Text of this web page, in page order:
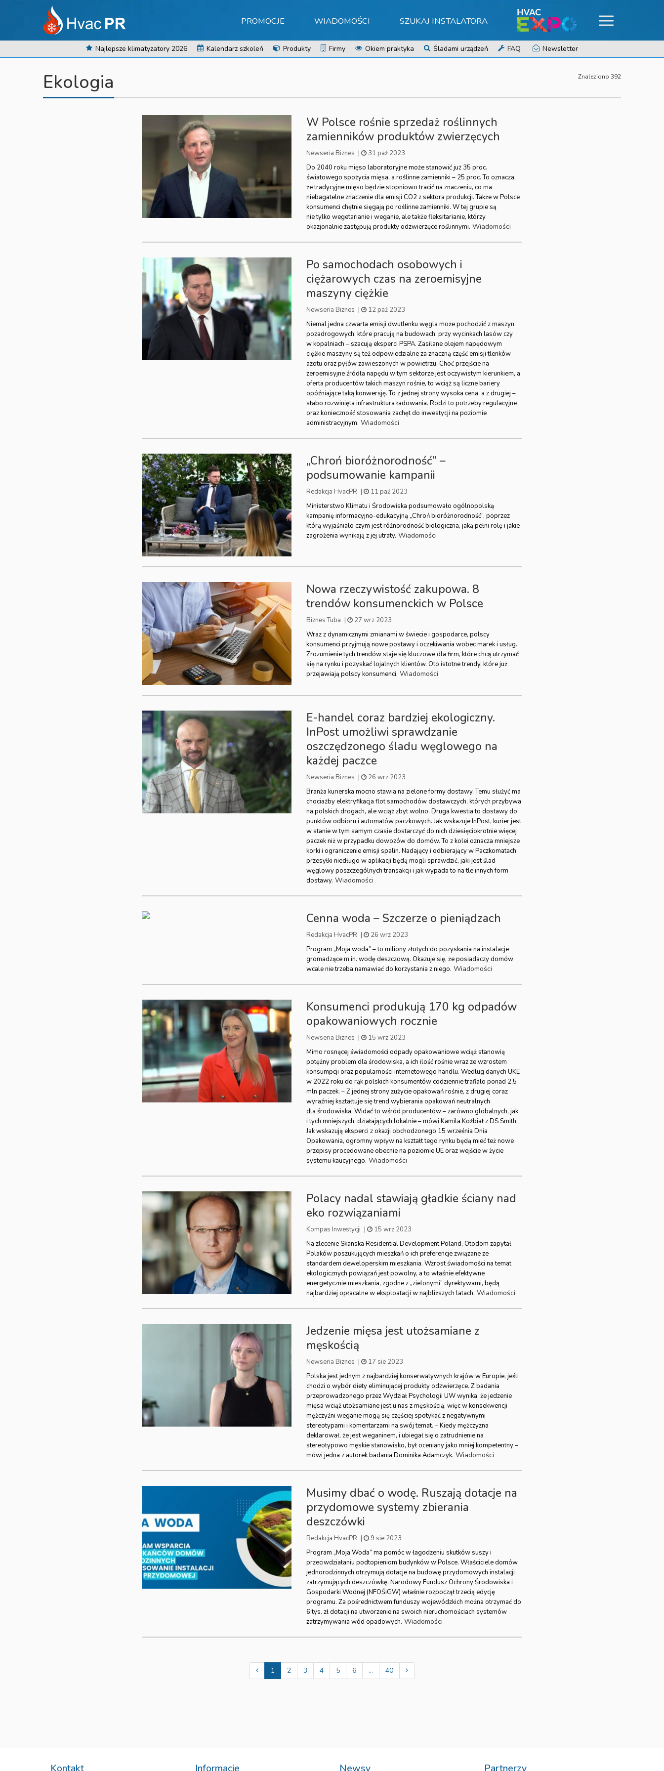
PROMOCJE WIADOMOŚCI SZUKAJ INSTALATORA
Najlepsze klimatyzatory 2026 Kalendarz szkoleń Produkty Firmy Okiem praktyka Śladami urządzeń FAQ Newsletter
Ekologia Znaleziono 392
W Polsce rośnie sprzedaż roślinnych
zamienników produktów zwierzęcych
Newseria Biznes |
31 paź 2023
Do 2040 roku mięso laboratoryjne może stanowić już 35 proc.
światowego spożycia mięsa, a roślinne zamienniki – 25 proc. To oznacza,
że tradycyjne mięso będzie stopniowo tracić na znaczeniu, co ma
niebagatelne znaczenie dla emisji CO2 z sektora produkcji. Także w Polsce
konsumenci chętnie sięgają po roślinne zamienniki. W tej grupie są
nie tylko wegetarianie i weganie, ale także fleksitarianie, którzy
okazjonalnie zastępują produkty odzwierzęce roślinnymi. Wiadomości
Po samochodach osobowych i
ciężarowych czas na zeroemisyjne
maszyny ciężkie
Newseria Biznes |
12 paź 2023
Niemal jedna czwarta emisji dwutlenku węgla może pochodzić z maszyn
pozadrogowych, które pracują na budowach, przy wycinkach lasów czy
w kopalniach – szacują eksperci PSPA. Zasilane olejem napędowym
ciężkie maszyny są też odpowiedzialne za znaczną część emisji tlenków
azotu oraz pyłów zawieszonych w powietrzu. Choć przejście na
zeroemisyjne źródła napędu w tym sektorze jest oczywistym kierunkiem, a
oferta producentów takich maszyn rośnie, to wciąż są liczne bariery
opóźniające taką konwersję. To z jednej strony wysoka cena, a z drugiej –
słabo rozwinięta infrastruktura ładowania. Rodzi to potrzeby regulacyjne
oraz konieczność stosowania zachęt do inwestycji na poziomie
administracyjnym. Wiadomości
„Chroń bioróżnorodność” –
podsumowanie kampanii
Redakcja HvacPR |
11 paź 2023
Ministerstwo Klimatu i Środowiska podsumowało ogólnopolską
kampanię informacyjno-edukacyjną „Chroń bioróżnorodność”, poprzez
którą wyjaśniało czym jest różnorodność biologiczna, jaką pełni rolę i jakie
zagrożenia wynikają z jej utraty. Wiadomości
Nowa rzeczywistość zakupowa. 8
trendów konsumenckich w Polsce
Biznes Tuba |
27 wrz 2023
Wraz z dynamicznymi zmianami w świecie i gospodarce, polscy
konsumenci przyjmują nowe postawy i oczekiwania wobec marek i usług.
Zrozumienie tych trendów staje się kluczowe dla firm, które chcą utrzymać
się na rynku i pozyskać lojalnych klientów. Oto istotne trendy, które już
przejawiają polscy konsumenci. Wiadomości
E-handel coraz bardziej ekologiczny.
InPost umożliwi sprawdzanie
oszczędzonego śladu węglowego na
każdej paczce
Newseria Biznes |
26 wrz 2023
Branża kurierska mocno stawia na zielone formy dostawy. Temu służyć ma
chociażby elektryfikacja flot samochodów dostawczych, których przybywa
na polskich drogach, ale wciąż zbyt wolno. Druga kwestia to dostawy do
punktów odbioru i automatów paczkowych. Jak wskazuje InPost, kurier jest
w stanie w tym samym czasie dostarczyć do nich dziesięciokrotnie więcej
paczek niż w przypadku dowozów do domów. To z kolei oznacza mniejsze
korki i ograniczenie emisji spalin. Nadający i odbierający w Paczkomatach
przesyłki niedługo w aplikacji będą mogli sprawdzić, jaki jest ślad
węglowy poszczególnych transakcji i jak wypada to na tle innych form
dostawy. Wiadomości
Cenna woda – Szczerze o pieniądzach
Redakcja HvacPR |
26 wrz 2023
Program „Moja woda” – to miliony złotych do pozyskania na instalacje
gromadzące m.in. wodę deszczową. Okazuje się, że posiadaczy domów
wcale nie trzeba namawiać do korzystania z niego. Wiadomości
Konsumenci produkują 170 kg odpadów
opakowaniowych rocznie
Newseria Biznes |
15 wrz 2023
Mimo rosnącej świadomości odpady opakowaniowe wciąż stanowią
potężny problem dla środowiska, a ich ilość rośnie wraz ze wzrostem
konsumpcji oraz popularności internetowego handlu. Według danych UKE
w 2022 roku do rąk polskich konsumentów codziennie trafiało ponad 2,5
mln paczek. – Z jednej strony zużycie opakowań rośnie, z drugiej coraz
wyraźniej kształtuje się trend wybierania opakowań neutralnych
dla środowiska. Widać to wśród producentów – zarówno globalnych, jak
i tych mniejszych, działających lokalnie – mówi Kamila Koźbiał z DS Smith.
Jak wskazują eksperci z okazji obchodzonego 15 września Dnia
Opakowania, ogromny wpływ na kształt tego rynku będą mieć też nowe
przepisy procedowane obecnie na poziomie UE oraz wejście w życie
systemu kaucyjnego. Wiadomości
Polacy nadal stawiają gładkie ściany nad
eko rozwiązaniami
Kompas Inwestycji |
15 wrz 2023
Na zlecenie Skanska Residential Development Poland, Otodom zapytał
Polaków poszukujących mieszkań o ich preferencje związane ze
standardem deweloperskim mieszkania. Wzrost świadomości na temat
ekologicznych powiązań jest powolny, a to właśnie efektywne
energetycznie mieszkania, zgodne z „zielonymi” dyrektywami, będą
najbardziej opłacalne w eksploatacji w najbliższych latach. Wiadomości
Jedzenie mięsa jest utożsamiane z
męskością
Newseria Biznes |
17 sie 2023
Polska jest jednym z najbardziej konserwatywnych krajów w Europie, jeśli
chodzi o wybór diety eliminującej produkty odzwierzęce. Z badania
przeprowadzonego przez Wydział Psychologii UW wynika, że jedzenie
mięsa wciąż utożsamiane jest u nas z męskością, więc w konsekwencji
mężczyźni weganie mogą się częściej spotykać z negatywnymi
stereotypami i komentarzami na swój temat. – Kiedy mężczyzna
deklarował, że jest weganinem, i ubiegał się o zatrudnienie na
stereotypowo męskie stanowisko, był oceniany jako mniej kompetentny –
mówi jedna z autorek badania Dominika Adamczyk. Wiadomości
Musimy dbać o wodę. Ruszają dotacje na
przydomowe systemy zbierania
deszczówki
Redakcja HvacPR |
9 sie 2023
Program „Moja Woda” ma pomóc w łagodzeniu skutków suszy i
przeciwdziałaniu podtopieniom budynków w Polsce. Właściciele domów
jednorodzinnych otrzymują dotacje na budowę przydomowych instalacji
zatrzymujących deszczówkę. Narodowy Fundusz Ochrony Środowiska i
Gospodarki Wodnej (NFOŚiGW) właśnie rozpoczął trzecią edycję
programu. Za pośrednictwem funduszy wojewódzkich można otrzymać do
6 tys. zł dotacji na utworzenie na swoich nieruchomościach systemów
zatrzymywania wód opadowych. Wiadomości
1 2 3 4 5 6 ... 40
Kontakt Informacje Newsy Partnerzy